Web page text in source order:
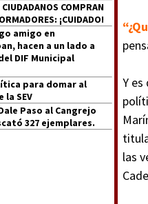
COMPRAN
¡CUIDADO!
amigo en
hacen a un lado a
DIF Municipal
para domar al
la SEV
Paso al Cangrejo
327 ejemplares.
Y
las